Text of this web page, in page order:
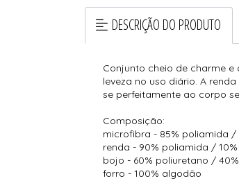
DESCRIÇÃO DO PRODUTO
Conjunto cheio de charme
leveza no uso diário. A
se perfeitamente ao corpo
Composição:
microfibra - 85% poliamida /
renda - 90% poliamida /
bojo - 60% poliuretano /
forro - 100% algodão